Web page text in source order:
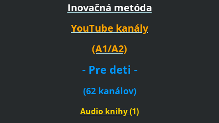
Inovačná metóda
YouTube kanály
(A1/A2)
- Pre deti -
(62 kanálov)
Audio knihy (1)